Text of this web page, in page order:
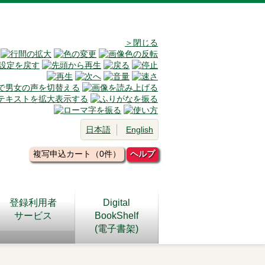
＞閉じる
日本語 English
複写申込カート（0件） ヘルプ
登録利用者
サービス
Digital
BookShelf
(電子書架)